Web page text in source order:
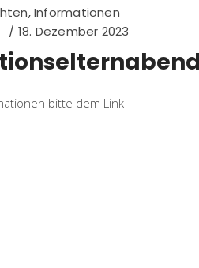
,Informationen
18. Dezember 2023
bitte dem Link